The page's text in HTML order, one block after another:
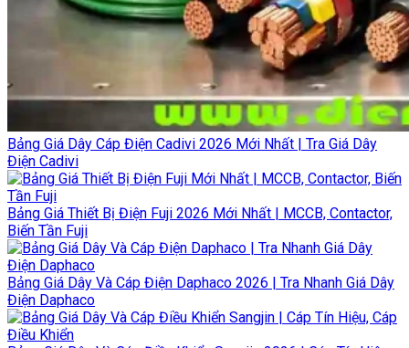
Bảng Giá Dây Cáp Điện Cadivi 2026 Mới Nhất | Tra Giá Dây
Điện Cadivi
Bảng Giá Thiết Bị Điện Fuji 2026 Mới Nhất | MCCB, Contactor,
Biến Tần Fuji
Bảng Giá Dây Và Cáp Điện Daphaco 2026 | Tra Nhanh Giá Dây
Điện Daphaco